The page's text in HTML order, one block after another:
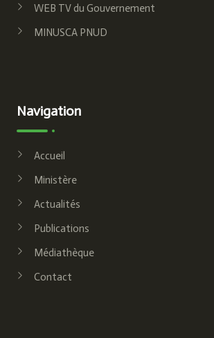
WEB TV du Gouvernement
MINUSCA PNUD
Navigation
Accueil
Ministère
Actualités
Publications
Médiathèque
Contact